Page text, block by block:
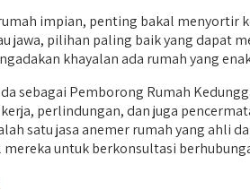
impian, penting bakal menyortir
jawa, pilihan paling baik yang dapat
khayalan ada rumah yang
sebagai Pemborong Rumah
perlindungan, dan juga
satu jasa anemer rumah yang ahli
untuk berkonsultasi